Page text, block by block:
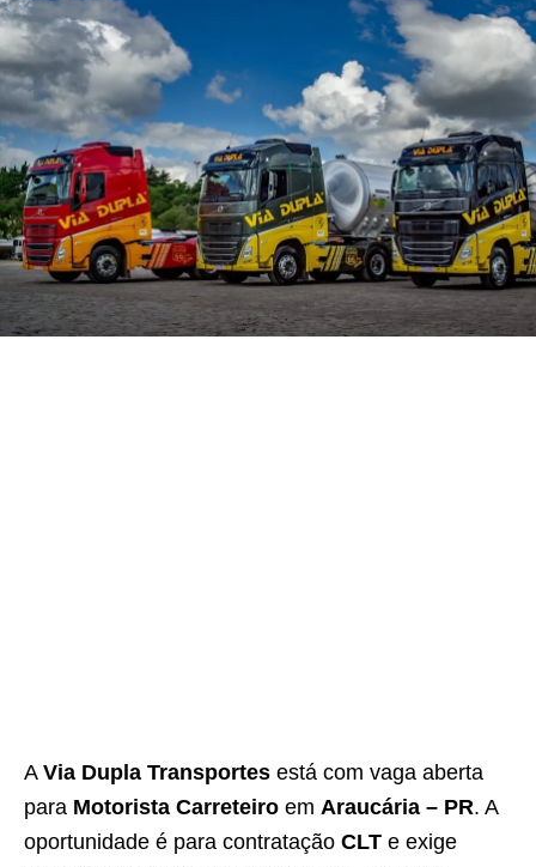
A Via Dupla Transportes está com vaga aberta
para Motorista Carreteiro em Araucária – PR. A
oportunidade é para contratação CLT e exige